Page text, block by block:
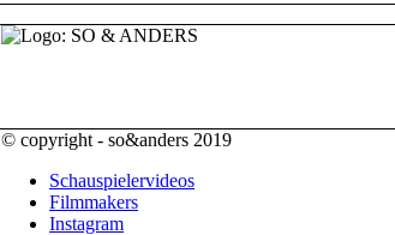
© copyright - so&anders 2019
Schauspielervideos
Filmmakers
Instagram